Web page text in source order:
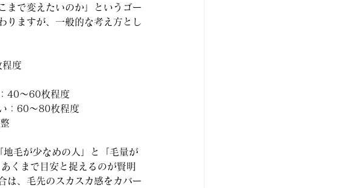
まで変えたいのか」というゴー
りますが、一般的な考え方とし
度
40〜60枚程度
：60〜80枚程度
毛が少なめの人」と「毛量が
くまで目安と捉えるのが賢明
は、毛先のスカスカ感をカバー